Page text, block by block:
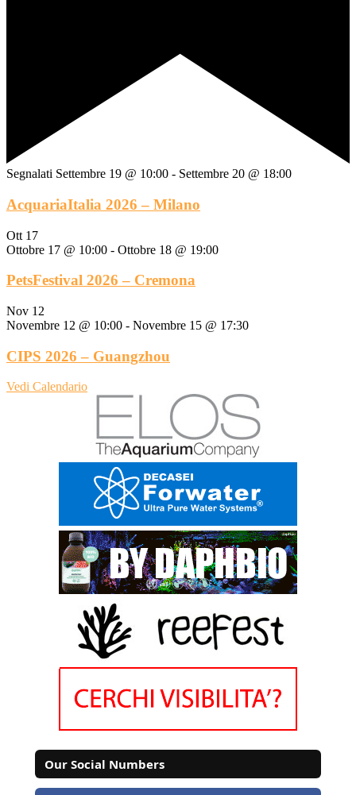
Segnalati Settembre 19 @ 10:00 - Settembre 20 @ 18:00
AcquariaItalia 2026 – Milano
Ott 17
Ottobre 17 @ 10:00 - Ottobre 18 @ 19:00
PetsFestival 2026 – Cremona
Nov 12
Novembre 12 @ 10:00 - Novembre 15 @ 17:30
CIPS 2026 – Guangzhou
Vedi Calendario
Our Social Numbers